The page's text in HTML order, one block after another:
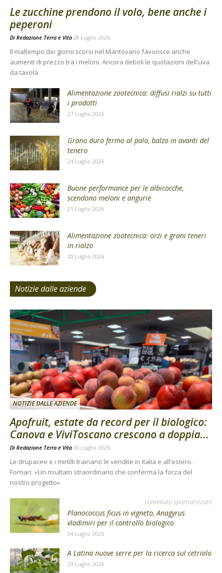
Le zucchine prendono il volo, bene anche i
peperoni
Di Redazione Terra e Vita 28 Luglio 2026
Il maltempo dei giorni scorsi nel Mantovano favorisce anche
aumenti di prezzo tra i meloni. Ancora deboli le quotazioni dell'uva
da tavola
Alimentazione zootecnica: diffusi rialzi su tutti
i prodotti
27 Luglio 2026
Grano duro fermo al palo, balzo in avanti del
tenero
24 Luglio 2026
Buone performance per le albicocche,
scendono meloni e angurie
21 Luglio 2026
Alimentazione zootecnica: orzi e grani teneri
in rialzo
20 Luglio 2026
Notizie dalle aziende
NOTIZIE DALLE AZIENDE
Apofruit, estate da record per il biologico:
Canova e ViviToscano crescono a doppia...
Di Redazione Terra e Vita 30 Luglio 2026
Le drupacee e i mirtilli trainano le vendite in Italia e all'estero.
Fornari: «Un risultato straordinario che conferma la forza del
nostro progetto»
contenuto sponsorizzato
Planococcus ficus in vigneto, Anagyrus
vladimiri per il controllo biologico
24 Luglio 2026
A Latina nuove serre per la ricerca sul cetriolo
23 Luglio 2026